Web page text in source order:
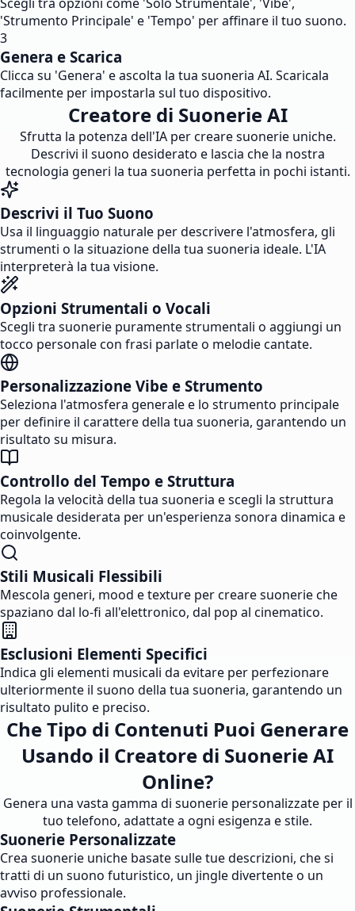
'Strumento Principale' e 'Tempo' per affinare il tuo suono.
3
Genera e Scarica
Clicca su 'Genera' e ascolta la tua suoneria AI. Scaricala
facilmente per impostarla sul tuo dispositivo.
Creatore di Suonerie AI
Sfrutta la potenza dell'IA per creare suonerie uniche.
Descrivi il suono desiderato e lascia che la nostra
tecnologia generi la tua suoneria perfetta in pochi istanti.
Descrivi il Tuo Suono
Usa il linguaggio naturale per descrivere l'atmosfera, gli
strumenti o la situazione della tua suoneria ideale. L'IA
interpreterà la tua visione.
Opzioni Strumentali o Vocali
Scegli tra suonerie puramente strumentali o aggiungi un
tocco personale con frasi parlate o melodie cantate.
Personalizzazione Vibe e Strumento
Seleziona l'atmosfera generale e lo strumento principale
per definire il carattere della tua suoneria, garantendo un
risultato su misura.
Controllo del Tempo e Struttura
Regola la velocità della tua suoneria e scegli la struttura
musicale desiderata per un'esperienza sonora dinamica e
coinvolgente.
Stili Musicali Flessibili
Mescola generi, mood e texture per creare suonerie che
spaziano dal lo-fi all'elettronico, dal pop al cinematico.
Esclusioni Elementi Specifici
Indica gli elementi musicali da evitare per perfezionare
ulteriormente il suono della tua suoneria, garantendo un
risultato pulito e preciso.
Che Tipo di Contenuti Puoi Generare
Usando il Creatore di Suonerie AI
Online?
Genera una vasta gamma di suonerie personalizzate per il
tuo telefono, adattate a ogni esigenza e stile.
Suonerie Personalizzate
Crea suonerie uniche basate sulle tue descrizioni, che si
tratti di un suono futuristico, un jingle divertente o un
avviso professionale.